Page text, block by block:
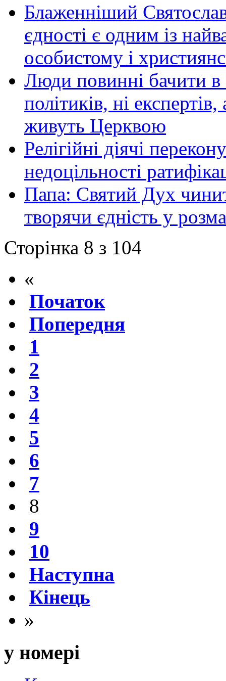
Блаженніший
єдності є одним із
особистому і
Люди повинні бачити в
політиків, ні
живуть Церквою
Релігійні діячі
недоцільності
Папа: Святий Дух
творячи єдність у
Сторінка 8 з 104
«
Початок
Попередня
1
2
3
4
5
6
7
8
9
10
Наступна
Кінець
»
у номері